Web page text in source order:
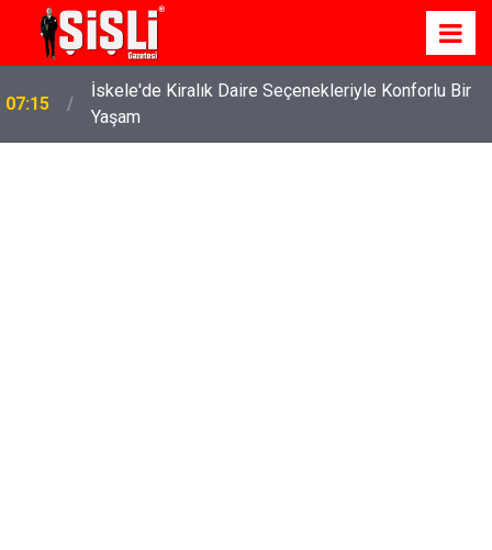
07:15
İskele'de Kiralık Daire Seçenekleriyle Konforlu Bir
Yaşam